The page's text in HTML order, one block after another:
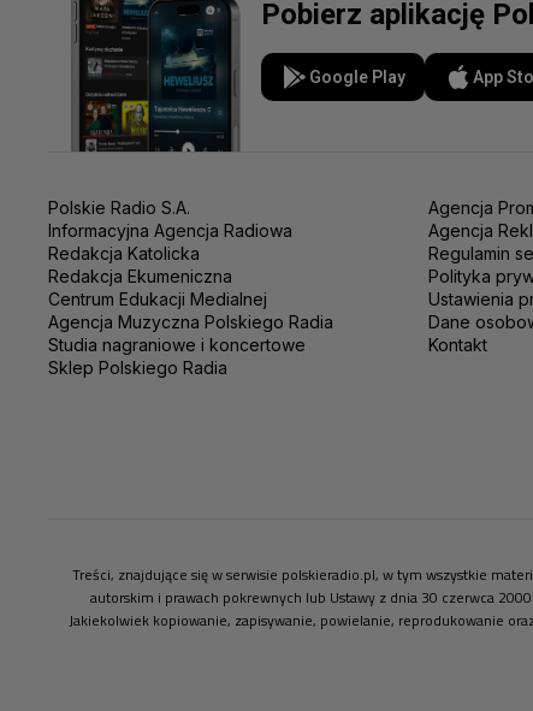
Pobierz aplikację
Google Play App
Polskie Radio S.A.
Informacyjna Agencja Radiowa
Redakcja Katolicka
Redakcja Ekumeniczna
Centrum Edukacji Medialnej
Agencja Muzyczna Polskiego Radia
Studia nagraniowe i koncertowe
Sklep Polskiego Radia
Agencja
Agencja
Regulamin
Polityka
Ustawienia
Dane
Kontakt
Treści, znajdujące się w serwisie polskieradio.pl, w tym wszystkie
autorskim i prawach pokrewnych lub Ustawy z dnia 30 czerwca
Jakiekolwiek kopiowanie, zapisywanie, powielanie, reprodukowanie